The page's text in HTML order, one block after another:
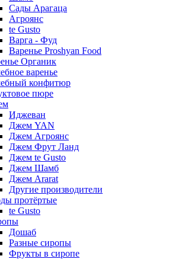
Сады Арагаца
Агроянс
te Gusto
Варга - Фуд
Варенье Proshyan Food
Органик
варенье
конфитюр
пюре
Иджеван
Джем YAN
Джем Агроянс
Джем Фрут Ланд
Джем te Gusto
Джем Шамб
Джем Ararat
Другие производители
протёртые
te Gusto
Дошаб
Разные сиропы
Фрукты в сиропе